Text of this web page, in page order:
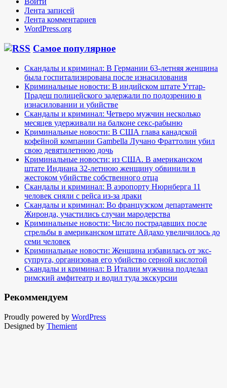
Лента записей
Лента комментариев
WordPress.org
Самое популярное
Скандалы и криминал: В Германии 63-летняя женщина
была госпитализирована после изнасилования
Криминальные новости: В индийском штате Уттар-
Прадеш полицейского задержали по подозрению в
изнасиловании и убийстве
Скандалы и криминал: Четверо мужчин несколько
месяцев удерживали на балконе секс-рабыню
Криминальные новости: В США глава канадской
кофейной компании Gambella Лучано Фраттолин убил
свою девятилетнюю дочь
Криминальные новости: из США. В американском
штате Индиана 32-летнюю женщину обвинили в
жестоком убийстве собственного отца
Скандалы и криминал: В аэропорту Нюрнберга 11
человек сняли с рейса из-за драки
Скандалы и криминал: Во французском департаменте
Жиронда, участились случаи мародерства
Криминальные новости: Число пострадавших после
стрельбы в американском штате Айдахо увеличилось до
семи человек
Криминальные новости: Женщина избавилась от экс-
супруга, организовав его убийство серной кислотой
Скандалы и криминал: В Италии мужчина подделал
римский амфитеатр и водил туда экскурсии
Рекоммендуем
Proudly powered by WordPress
Designed by Themient